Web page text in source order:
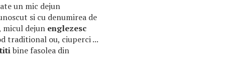
un mic dejun
si cu denumirea de
dejun englezesc
traditional ou, ciuperci ...
bine fasolea din